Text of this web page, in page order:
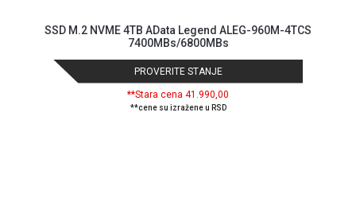
SSD M.2 NVME 4TB AData Legend ALEG-960M-4TCS
7400MBs/6800MBs
PROVERITE STANJE
**Stara cena 41.990,00
**cene su izražene u RSD